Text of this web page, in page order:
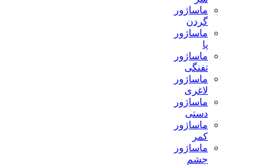
ماساژور
ماساژور
ماساژور
تفنگی
ماساژور
لاغری
ماساژور
دستی
ماساژور
ماساژور